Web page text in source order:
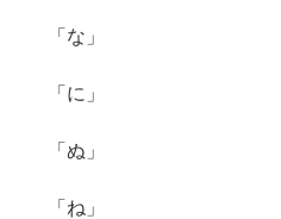
「な」
「に」
「ぬ」
「ね」